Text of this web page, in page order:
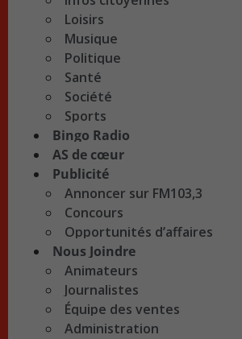
Loisirs
Musique
Politique
Santé
Société
Sports
Bingo Radio
AS de cœur
Publicité
Annoncer sur FM103,3
Concours
Opportunités d’affaires
Nous Joindre
Animateurs
Journalistes
Équipe des ventes
Administration